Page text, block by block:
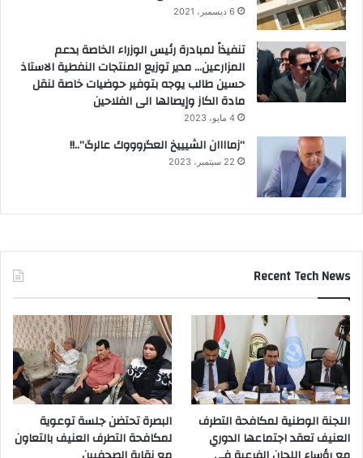
6 ديسمبر، 2021
تنفيذاً لمبادرة رئيس الوزراء الخاصة بدعم
المزارعين… مدير توزيع المنتجات النفطية الاستاذ
حسين طالب يوجه بتوفير حوضيات خاصة لنقل
مادة الكاز وإيصالها الى الفلاحين
4 مايو، 2023
“زماااان الشيييخ العگروووك عالرگ”..!!
22 سبتمبر، 2023
Recent Tech News
اللجنة الوطنية لمكافحة التطرف
العنيف تعقد اجتماعها الدوري
البصرة تحتضن جلسة توعوية
لمكافحة التطرف العنيف بالتعاون